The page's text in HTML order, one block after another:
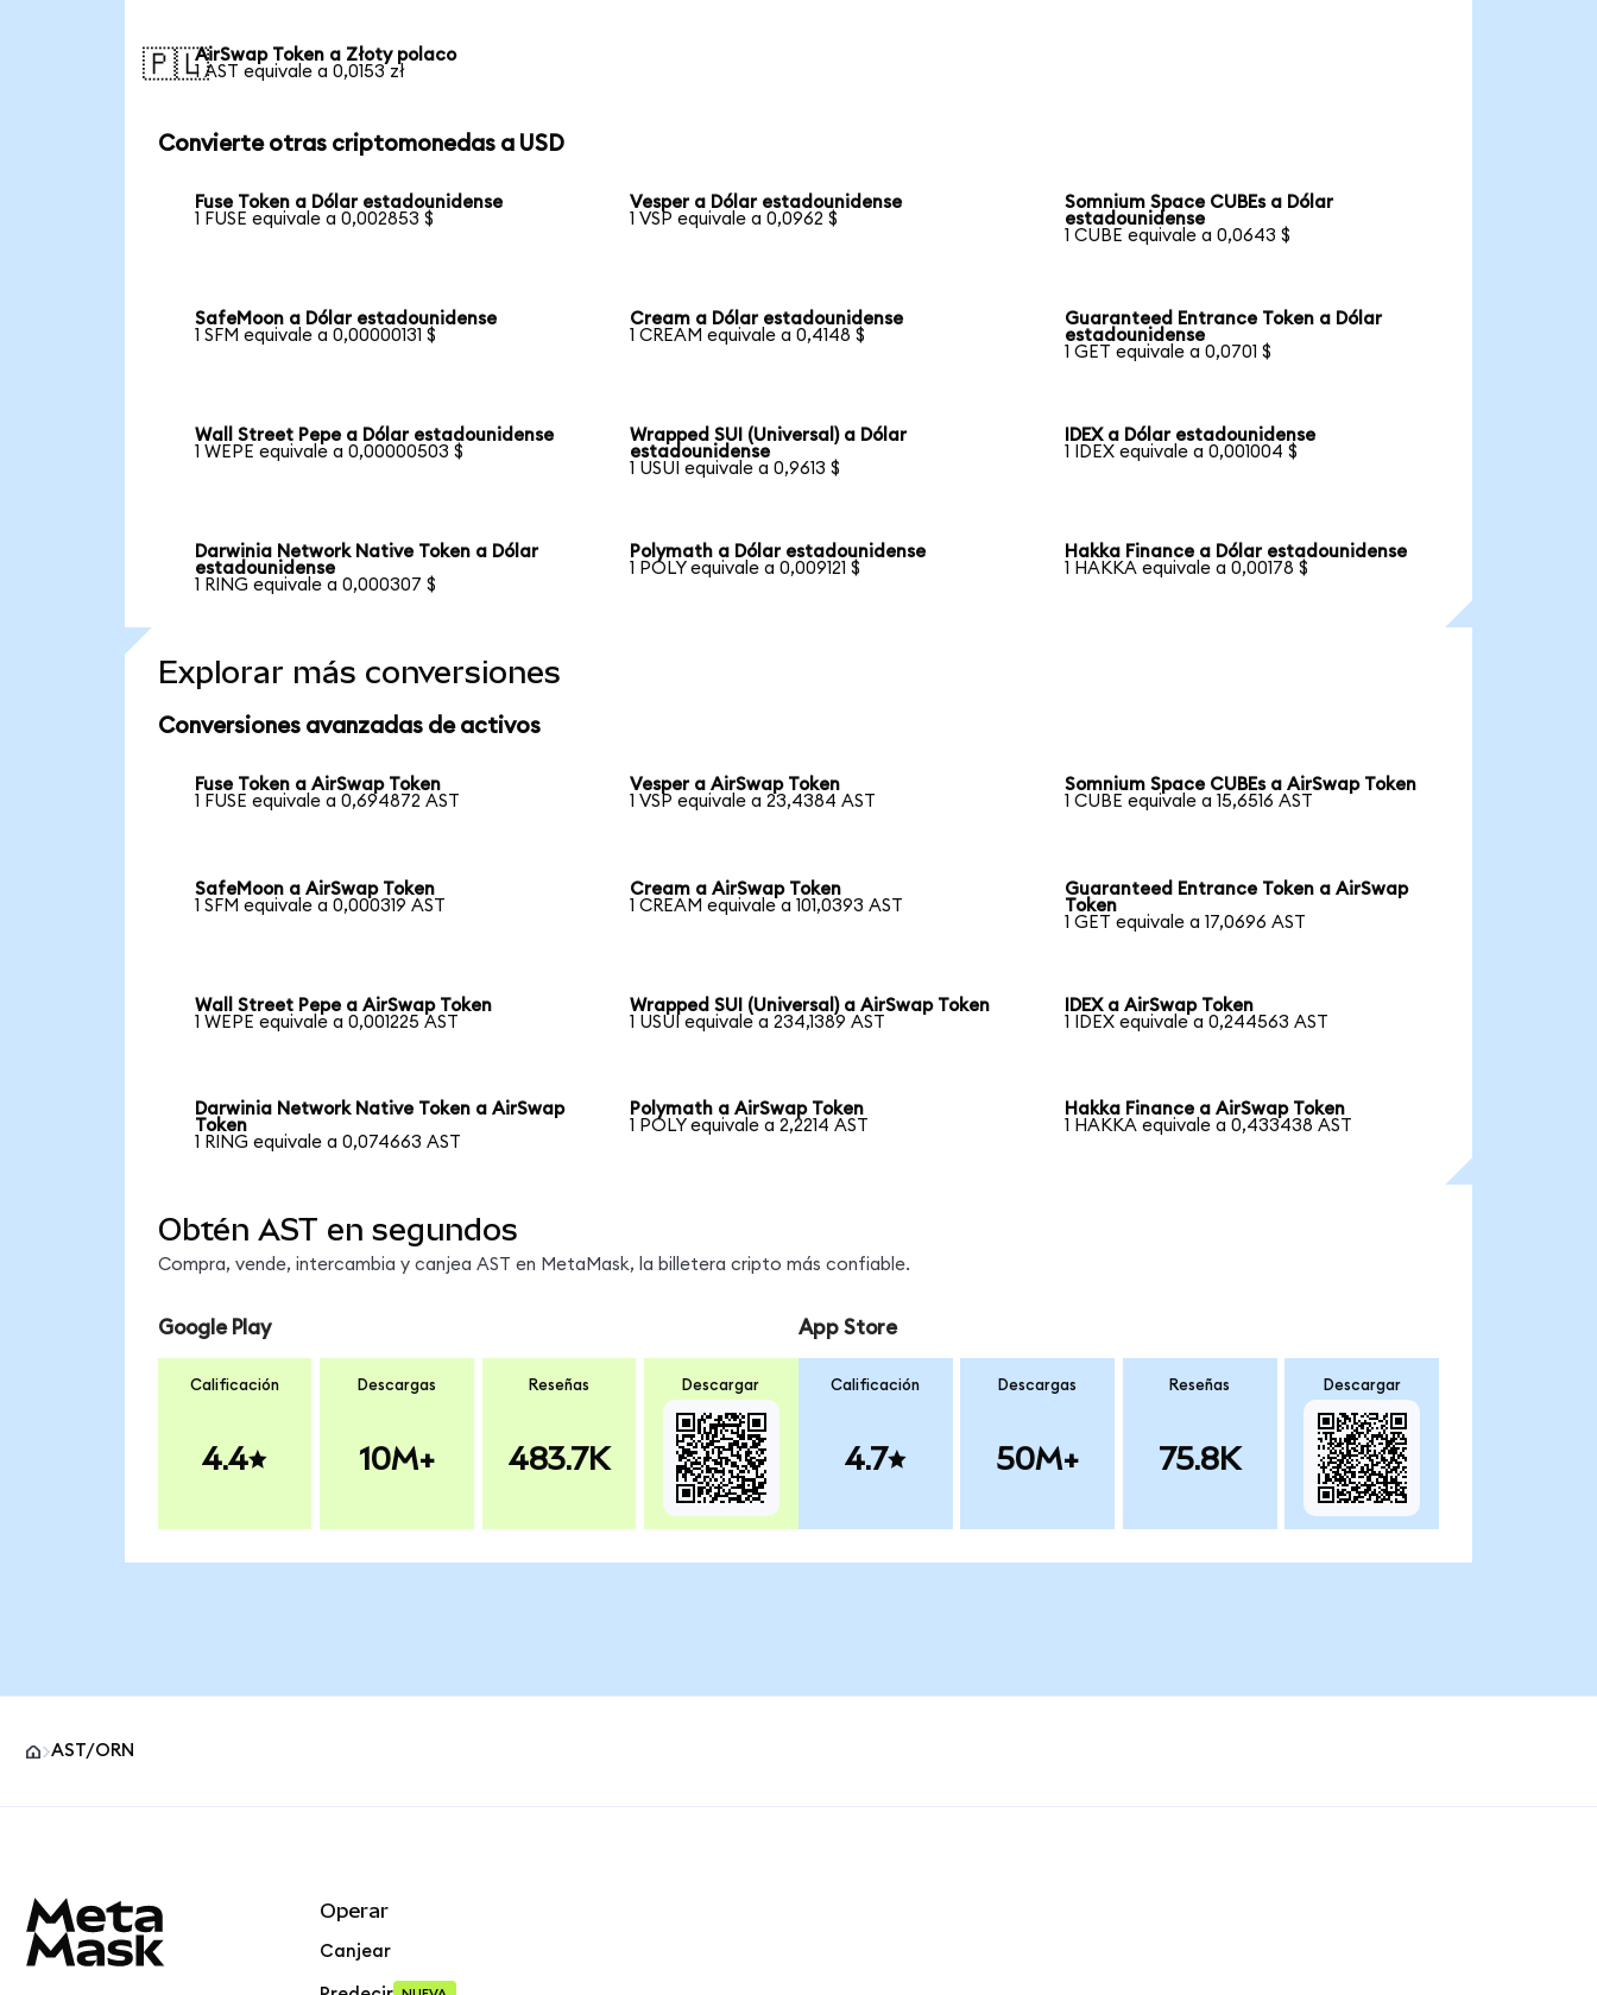
🇵🇱AirSwap Token a Złoty polaco
1 AST equivale a 0,0153 zł
Convierte otras criptomonedas a USD
Fuse Token a Dólar estadounidense
1 FUSE equivale a 0,002853 $
Vesper a Dólar estadounidense
1 VSP equivale a 0,0962 $
Somnium Space CUBEs a Dólar
estadounidense
1 CUBE equivale a 0,0643 $
SafeMoon a Dólar estadounidense
1 SFM equivale a 0,00000131 $
Cream a Dólar estadounidense
1 CREAM equivale a 0,4148 $
Guaranteed Entrance Token a Dólar
estadounidense
1 GET equivale a 0,0701 $
Wall Street Pepe a Dólar estadounidense
1 WEPE equivale a 0,00000503 $
Wrapped SUI (Universal) a Dólar
estadounidense
1 USUI equivale a 0,9613 $
IDEX a Dólar estadounidense
1 IDEX equivale a 0,001004 $
Darwinia Network Native Token a Dólar
estadounidense
1 RING equivale a 0,000307 $
Polymath a Dólar estadounidense
1 POLY equivale a 0,009121 $
Hakka Finance a Dólar estadounidense
1 HAKKA equivale a 0,00178 $
Explorar más conversiones
Conversiones avanzadas de activos
Fuse Token a AirSwap Token
1 FUSE equivale a 0,694872 AST
Vesper a AirSwap Token
1 VSP equivale a 23,4384 AST
Somnium Space CUBEs a AirSwap Token
1 CUBE equivale a 15,6516 AST
SafeMoon a AirSwap Token
1 SFM equivale a 0,000319 AST
Cream a AirSwap Token
1 CREAM equivale a 101,0393 AST
Guaranteed Entrance Token a AirSwap
Token
1 GET equivale a 17,0696 AST
Wall Street Pepe a AirSwap Token
1 WEPE equivale a 0,001225 AST
Wrapped SUI (Universal) a AirSwap Token
1 USUI equivale a 234,1389 AST
IDEX a AirSwap Token
1 IDEX equivale a 0,244563 AST
Darwinia Network Native Token a AirSwap
Token
1 RING equivale a 0,074663 AST
Polymath a AirSwap Token
1 POLY equivale a 2,2214 AST
Hakka Finance a AirSwap Token
1 HAKKA equivale a 0,433438 AST
Obtén AST en segundos
Compra, vende, intercambia y canjea AST en MetaMask, la billetera cripto más confiable.
Google Play
Calificación
4.4
Descargas
10M+
Reseñas
483.7K
Descargar
App Store
Calificación
4.7
Descargas
50M+
Reseñas
75.8K
Descargar
AST/ORN
Operar
Canjear